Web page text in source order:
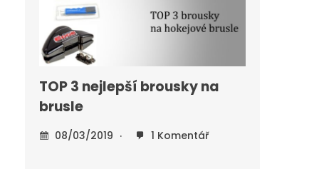
TOP 3 nejlepší brousky na
brusle
08/03/2019 1 Komentář